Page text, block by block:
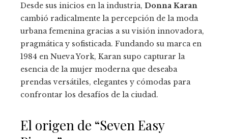
Desde sus inicios en la industria, Donna Karan
cambió radicalmente la percepción de la moda
urbana femenina gracias a su visión innovadora,
pragmática y sofisticada. Fundando su marca en
1984 en Nueva York, Karan supo capturar la
esencia de la mujer moderna que deseaba
prendas versátiles, elegantes y cómodas para
confrontar los desafíos de la ciudad.
El origen de “Seven Easy